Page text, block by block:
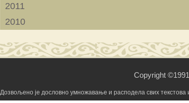
2011
2010
Copyright
Дозвољено је дословно умножавање и расподела свих текстова